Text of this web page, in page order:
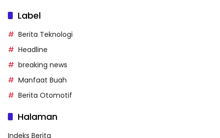
Label
Berita Teknologi
Headline
breaking news
Manfaat Buah
Berita Otomotif
Halaman
Indeks Berita